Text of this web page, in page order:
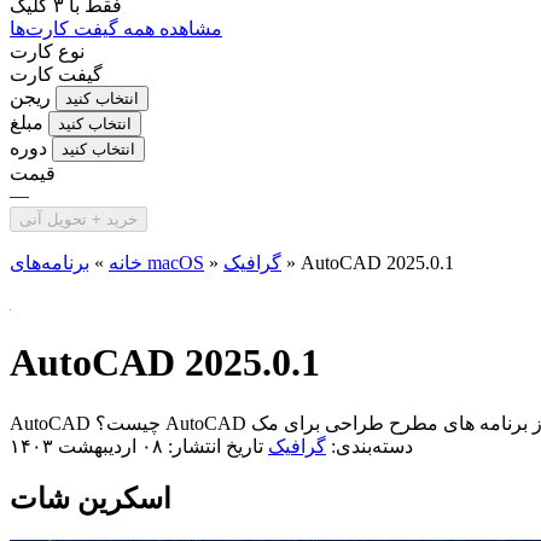
فقط با ۳ کلیک
مشاهده همه گیفت کارت‌ها
نوع کارت
گیفت کارت
ریجن
انتخاب کنید
مبلغ انتخاب کنید
دوره انتخاب کنید
قیمت
—
خرید + تحویل آنی
خانه » برنامه‌های macOS » گرافیک » AutoCAD 2025.0.1
AutoCAD 2025.0.1
دسته‌بندی: گرافیک تاریخ انتشار: ۰۸ اردیبهشت ۱۴۰۳
اسکرین شات